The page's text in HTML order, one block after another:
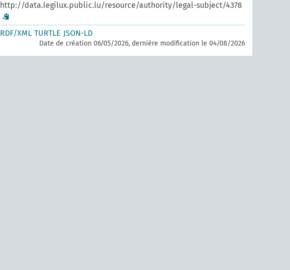
http://data.legilux.public.lu/resource/authority/legal-subject/4378
RDF/XML TURTLE JSON-LD
Date de création 06/05/2026, dernière modification le 04/08/2026